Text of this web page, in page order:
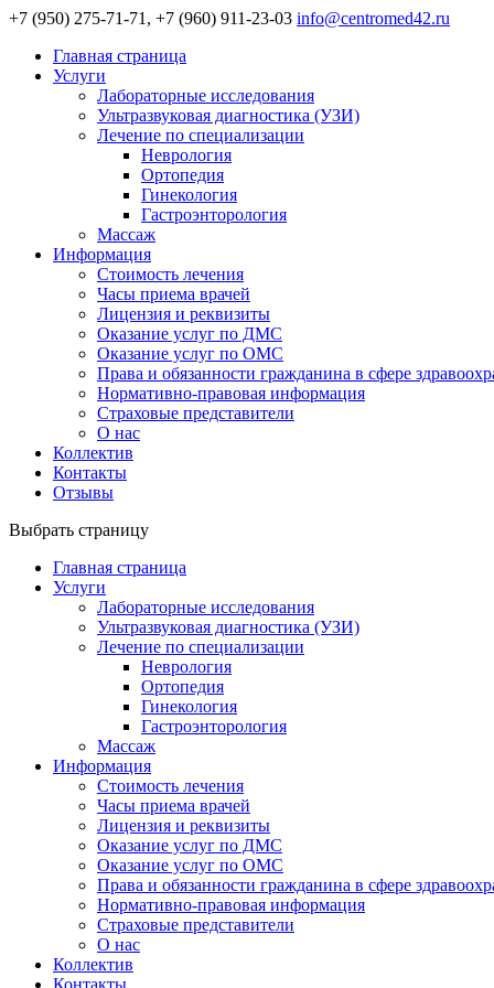
+7 (950) 275-71-71, +7 (960) 911-23-03 info@centromed42.ru
Главная страница
Услуги
Лабораторные исследования
Ультразвуковая диагностика (УЗИ)
Лечение по специализации
Неврология
Ортопедия
Гинекология
Гастроэнторология
Массаж
Информация
Стоимость лечения
Часы приема врачей
Лицензия и реквизиты
Оказание услуг по ДМС
Оказание услуг по ОМС
Права и обязанности гражданина в сфере
Нормативно-правовая информация
Страховые представители
О нас
Коллектив
Контакты
Отзывы
Выбрать страницу
Главная страница
Услуги
Лабораторные исследования
Ультразвуковая диагностика (УЗИ)
Лечение по специализации
Неврология
Ортопедия
Гинекология
Гастроэнторология
Массаж
Информация
Стоимость лечения
Часы приема врачей
Лицензия и реквизиты
Оказание услуг по ДМС
Оказание услуг по ОМС
Права и обязанности гражданина в сфере
Нормативно-правовая информация
Страховые представители
О нас
Коллектив
Контакты